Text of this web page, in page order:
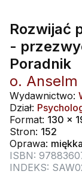
Wszystko z
Pismo Święte
Kościół Katolicki
Duszpasterstwo
Teologia
Życie
Duchowość
Literatura
Wszystko z
DVD
CD-ROM
Muzyka
Rekolekcje i
Śpiew i modlitwa
Muzyka
Dla Dzieci
Wszystko z
Literatura (D)
Płyty, DVD (D)
Podręczniki i
Podręczniki
Wszystko z
Podręczniki i
Zabawa i
Nowości
Zaloguj się
Rozwijać
-
Poradnik
o. Anselm
Wydawnictwo:
Dział:
Format: 130 x
Stron: 152
Oprawa: miękka
ISBN:
INDEKS: